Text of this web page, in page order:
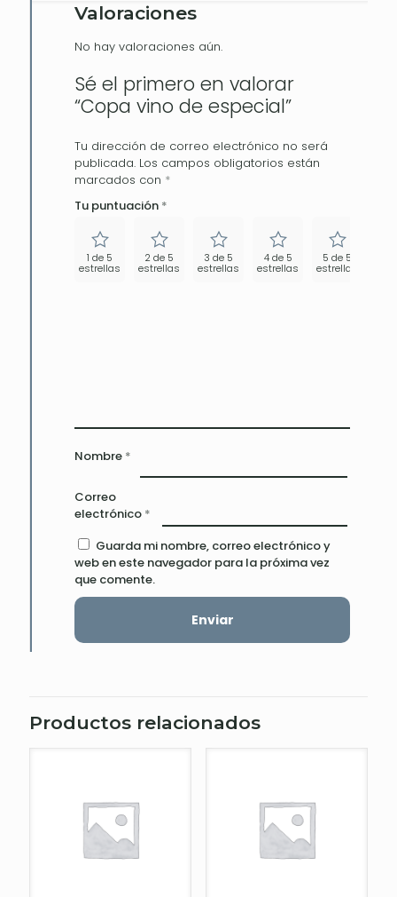
Valoraciones
No hay valoraciones aún.
Sé el primero en valorar
“Copa vino de especial”
Tu dirección de correo electrónico no será
publicada. Los campos obligatorios están
marcados con *
Tu puntuación *
1 de 5
estrellas
2 de 5
estrellas
3 de 5
estrellas
4 de 5
estrellas
5 de 5
estrellas
Nombre *
Correo
electrónico *
Guarda mi nombre, correo electrónico y
web en este navegador para la próxima vez
que comente.
Productos relacionados